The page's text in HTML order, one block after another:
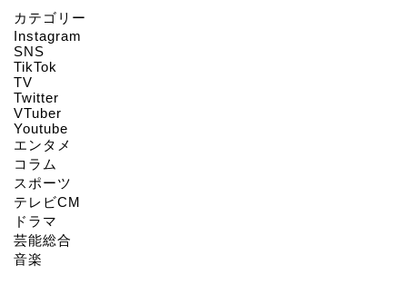
カテゴリー
Instagram
SNS
TikTok
TV
Twitter
VTuber
Youtube
エンタメ
コラム
スポーツ
テレビCM
ドラマ
芸能総合
音楽